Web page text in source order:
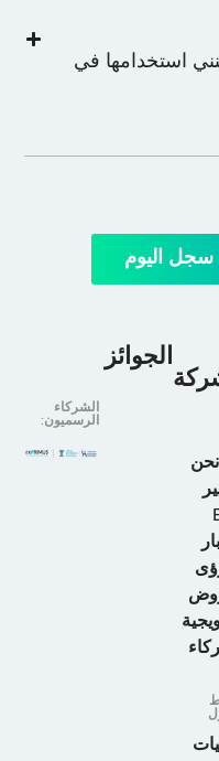
استخدامها في
سجل اليوم
الجوائز
الشركاء
الرسميون: